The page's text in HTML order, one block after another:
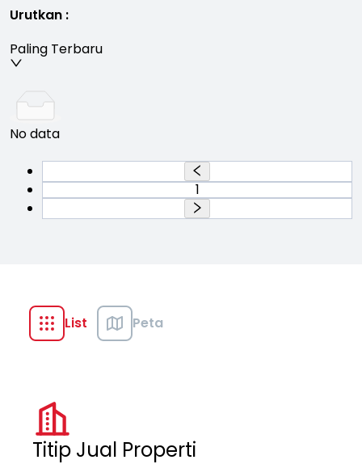
Urutkan :
Paling Terbaru
No data
1
List Peta
Titip Jual Properti